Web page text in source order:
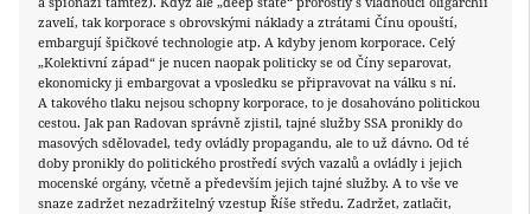
zavelí, tak korporace s obrovskými náklady a ztrátami Čínu opouští,
embargují špičkové technologie atp. A kdyby jenom korporace. Celý
„Kolektivní západ“ je nucen naopak politicky se od Číny separovat,
ekonomicky ji embargovat a vposledku se připravovat na válku s ní.
A takového tlaku nejsou schopny korporace, to je dosahováno politickou
cestou. Jak pan Radovan správně zjistil, tajné služby SSA pronikly do
masových sdělovadel, tedy ovládly propagandu, ale to už dávno. Od té
doby pronikly do politického prostředí svých vazalů a ovládly i jejich
mocenské orgány, včetně a především jejich tajné služby. A to vše ve
snaze zadržet nezadržitelný vzestup Říše středu. Zadržet, zatlačit,